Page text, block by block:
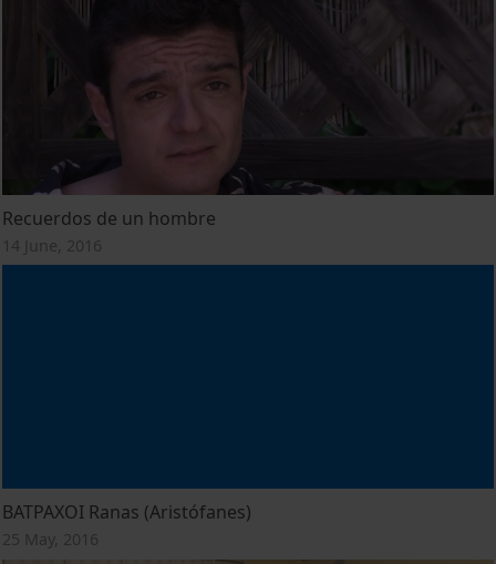
Recuerdos de un hombre
14 June, 2016
ΒΑΤΡΑΧΟΙ Ranas (Aristófanes)
25 May, 2016